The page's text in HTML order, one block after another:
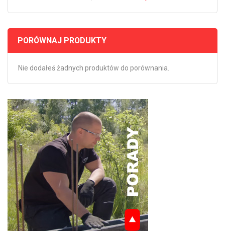
PORÓWNAJ PRODUKTY
Nie dodałeś żadnych produktów do porównania.